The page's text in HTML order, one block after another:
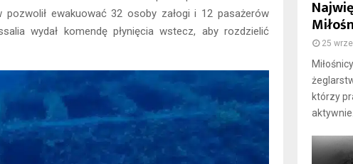
ewakuować 32 osoby załogi i 12 pasażerów
wydał komendę płynięcia wstecz, aby rozdzielić
25
którzy